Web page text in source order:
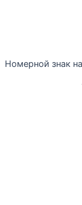
Номерной знак